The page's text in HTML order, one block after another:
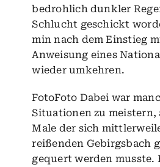
bedrohlich dunkler
Schlucht geschickt
min nach dem Einstieg
Anweisung eines
wieder umkehren.
FotoFoto Dabei war
Situationen zu meistern,
Male der sich
reißenden Gebirgsbach
gequert werden musste.